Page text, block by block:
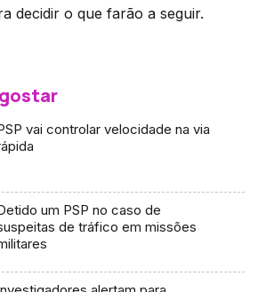
decidir o que farão a seguir.
vai controlar velocidade na via
um PSP no caso de
de tráfico em missões